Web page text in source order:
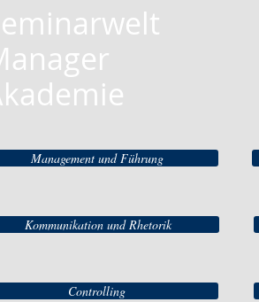
Management und Führung
Kommunikation und Rhetorik
Controlling